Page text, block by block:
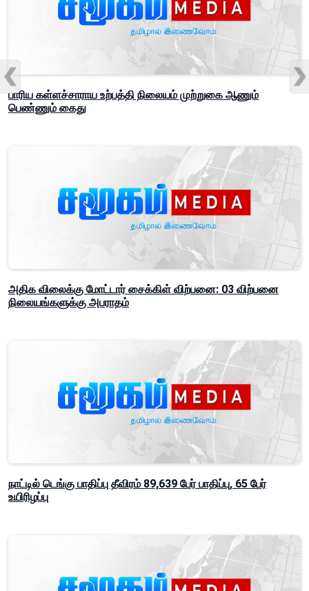
பாரிய கள்ளச்சாராய உற்பத்தி நிலையம் முற்றுகை ஆணும்
பெண்ணும் கைது
அதிக விலைக்கு மோட்டார் சைக்கிள் விற்பனை: 03 விற்பனை
நிலையங்களுக்கு அபராதம்
நாட்டில் டெங்கு பாதிப்பு தீவிரம் 89,639 பேர் பாதிப்பு, 65 பேர்
உயிரிழப்பு